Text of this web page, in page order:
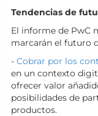
Tendencias de
El informe de PwC
marcarán el futuro
- Cobrar por los
en un contexto
ofrecer valor
posibilidades de
productos.